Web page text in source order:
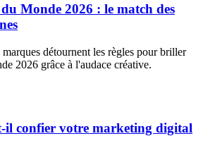
Monde 2026 : le match des
détournent les règles pour briller
2026 grâce à l'audace créative.
il confier votre marketing digital